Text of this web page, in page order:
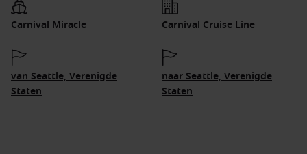
Carnival Miracle Carnival Cruise Line
van Seattle, Verenigde
Staten
naar Seattle, Verenigde
Staten